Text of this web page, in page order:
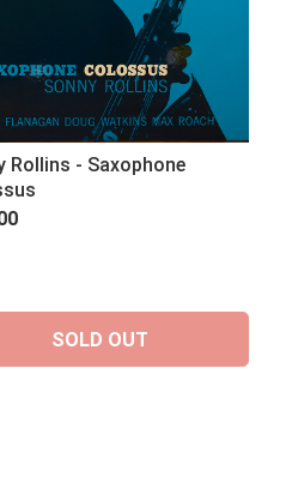
Rollins - Saxophone
SOLD OUT